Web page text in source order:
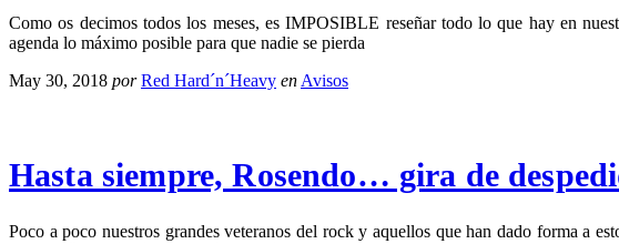
Como os decimos todos los meses, es IMPOSIBLE reseñar todo lo que hay en
agenda lo máximo posible para que nadie se pierda
May 30, 2018 por Red Hard´n´Heavy en Avisos
Hasta siempre, Rosendo… gira de
Poco a poco nuestros grandes veteranos del rock y aquellos que han dado forma a